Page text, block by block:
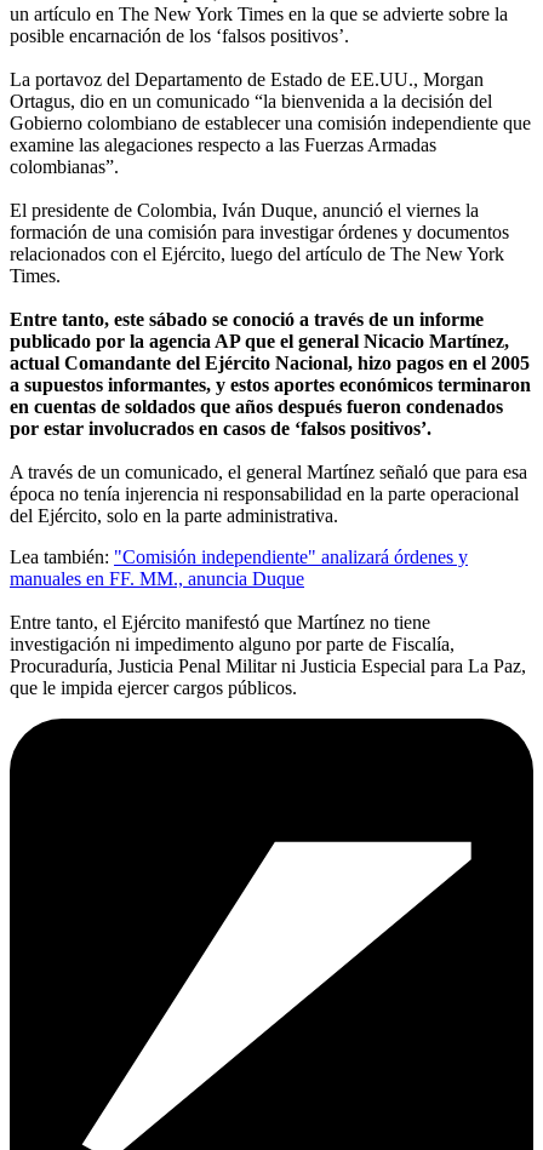
un artículo en The New York Times en la que se advierte sobre la
posible encarnación de los ‘falsos positivos’.
La portavoz del Departamento de Estado de EE.UU., Morgan
Ortagus, dio en un comunicado “la bienvenida a la decisión del
Gobierno colombiano de establecer una comisión independiente que
examine las alegaciones respecto a las Fuerzas Armadas
colombianas”.
El presidente de Colombia, Iván Duque, anunció el viernes la
formación de una comisión para investigar órdenes y documentos
relacionados con el Ejército, luego del artículo de The New York
Times.
Entre tanto, este sábado se conoció a través de un informe
publicado por la agencia AP que el general Nicacio Martínez,
actual Comandante del Ejército Nacional, hizo pagos en el 2005
a supuestos informantes, y estos aportes económicos terminaron
en cuentas de soldados que años después fueron condenados
por estar involucrados en casos de ‘falsos positivos’.
A través de un comunicado, el general Martínez señaló que para esa
época no tenía injerencia ni responsabilidad en la parte operacional
del Ejército, solo en la parte administrativa.
Lea también: "Comisión independiente" analizará órdenes y
manuales en FF. MM., anuncia Duque
Entre tanto, el Ejército manifestó que Martínez no tiene
investigación ni impedimento alguno por parte de Fiscalía,
Procuraduría, Justicia Penal Militar ni Justicia Especial para La Paz,
que le impida ejercer cargos públicos.